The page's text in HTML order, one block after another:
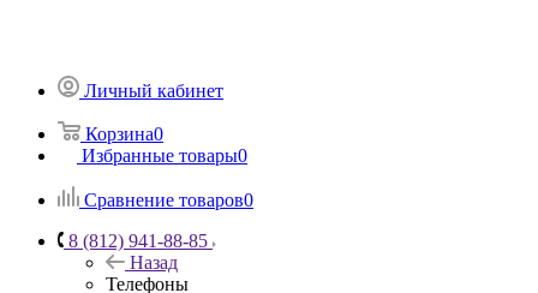
Личный кабинет
Корзина0
Избранные товары0
Сравнение товаров0
8 (812) 941-88-85
Назад
Телефоны